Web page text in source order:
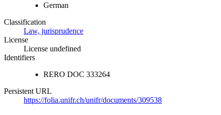
German
Classification
Law, jurisprudence
License
License undefined
Identifiers
RERO DOC 333264
Persistent URL
https://folia.unifr.ch/unifr/documents/309538